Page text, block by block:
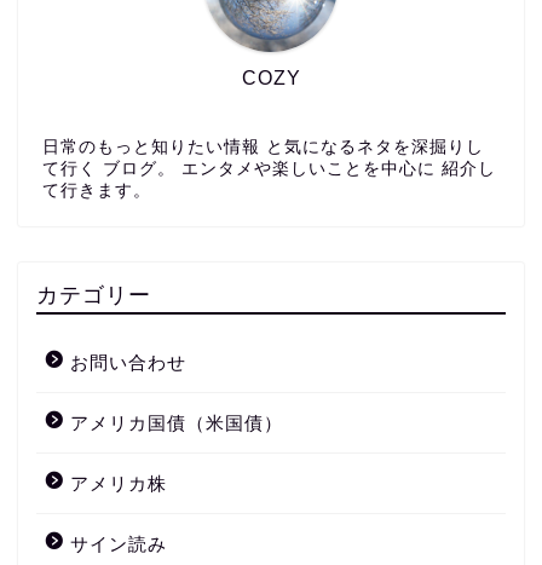
COZY
日常のもっと知りたい情報 と気になるネタを深掘りし
て行く ブログ。 エンタメや楽しいことを中心に 紹介し
て行きます。
カテゴリー
お問い合わせ
アメリカ国債（米国債）
アメリカ株
サイン読み